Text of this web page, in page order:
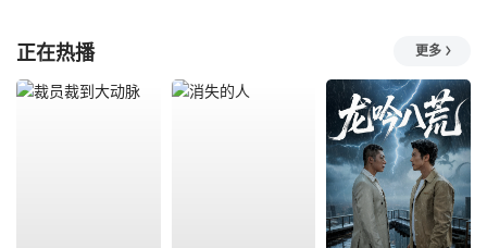
正在热播 更多